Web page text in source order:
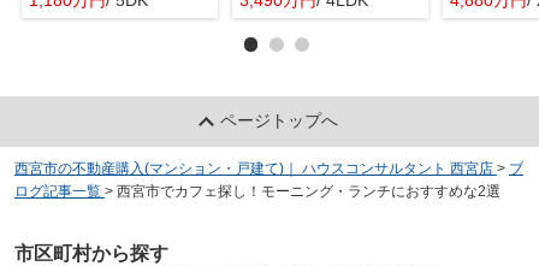
ページトップへ
西宮市の不動産購入(マンション・戸建て)｜ ハウスコンサルタント 西宮店 > ブ
ログ記事一覧 > 西宮市でカフェ探し！モーニング・ランチにおすすめな2選
市区町村から探す